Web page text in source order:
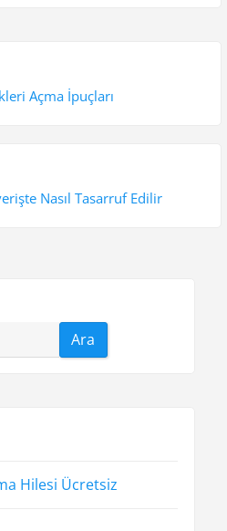
Açma İpuçları
Nasıl Tasarruf Edilir
Ara
Hilesi Ücretsiz